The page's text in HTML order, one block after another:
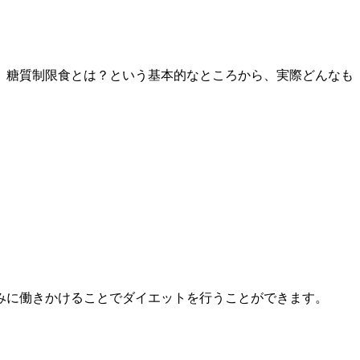
質制限食とは？という基本的なところから、実際どんなも
働きかけることでダイエットを行うことができます。